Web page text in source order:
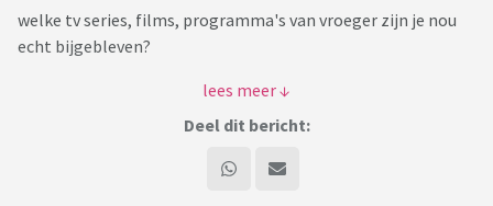
welke tv series, films, programma's van vroeger zijn je nou
echt bijgebleven?
Mijn tv carrière begon met de Avro Kinderbios op
woensdagmiddag op een toen nog zwartwit tv, die mijn
het nieuwste wereldwonder, namelijk een kleurentv, zich had
Deel dit bericht: